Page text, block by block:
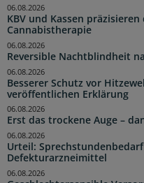
KBV und Kassen
Cannabistherapie
06.08.2026
Reversible Nachtblindheit
06.08.2026
Besserer Schutz vor
veröffentlichen Erklärung
06.08.2026
Erst das trockene Auge –
06.08.2026
Urteil:
Defekturarzneimittel
06.08.2026
06.08.2026